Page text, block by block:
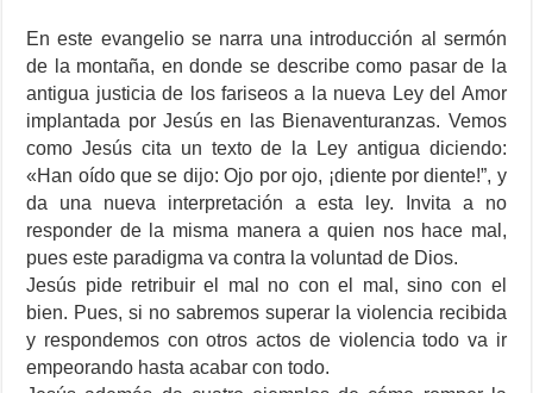
En este evangelio se narra una introducción al sermón
de la montaña, en donde se describe como pasar de la
antigua justicia de los fariseos a la nueva Ley del Amor
implantada por Jesús en las Bienaventuranzas. Vemos
como Jesús cita un texto de la Ley antigua diciendo:
«Han oído que se dijo: Ojo por ojo, ¡diente por diente!”, y
da una nueva interpretación a esta ley. Invita a no
responder de la misma manera a quien nos hace mal,
pues este paradigma va contra la voluntad de Dios.
Jesús pide retribuir el mal no con el mal, sino con el
bien. Pues, si no sabremos superar la violencia recibida
y respondemos con otros actos de violencia todo va ir
empeorando hasta acabar con todo.